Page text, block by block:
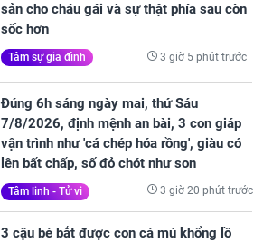
sản cho cháu gái và sự thật phía sau còn
sốc hơn
Tâm sự gia đình 3 giờ 5 phút trước
Đúng 6h sáng ngày mai, thứ Sáu
7/8/2026, định mệnh an bài, 3 con giáp
vận trình như 'cá chép hóa rồng', giàu có
lên bất chấp, số đỏ chót như son
Tâm linh - Tử vi 3 giờ 20 phút trước
3 cậu bé bắt được con cá mú khổng lồ